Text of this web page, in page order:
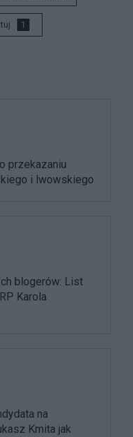
1
przekazaniu
i lwowskiego
blogerów: List
Karola
na
Kmita jak